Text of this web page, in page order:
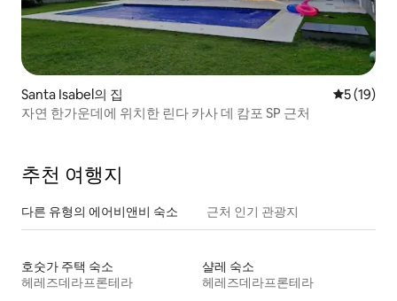
Santa Isabel의 집 평점 5점
5 (19)
자연 한가운데에 위치한 린다 카사 데 캄포 SP 근처
추천 여행지
다른 유형의 에어비앤비 숙소 근처 인기 관광지
호숫가 주택 숙소
헤레즈데라프론테라
샬레 숙소
헤레즈데라프론테라